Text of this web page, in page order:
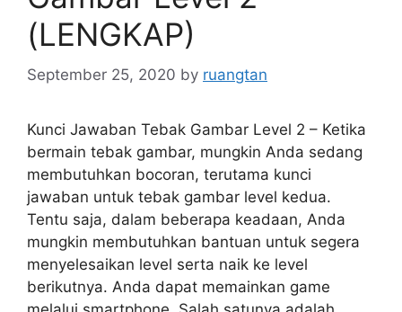
(LENGKAP)
September 25, 2020 by ruangtan
Kunci Jawaban Tebak Gambar Level 2 – Ketika
bermain tebak gambar, mungkin Anda sedang
membutuhkan bocoran, terutama kunci
jawaban untuk tebak gambar level kedua.
Tentu saja, dalam beberapa keadaan, Anda
mungkin membutuhkan bantuan untuk segera
menyelesaikan level serta naik ke level
berikutnya. Anda dapat memainkan game